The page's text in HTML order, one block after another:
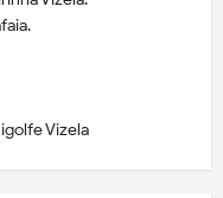
Vizela